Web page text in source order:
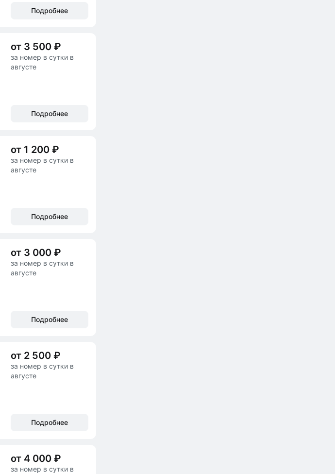
Подробнее
от 3 500 ₽
за номер в сутки в
августе
Подробнее
от 1 200 ₽
за номер в сутки в
августе
Подробнее
от 3 000 ₽
за номер в сутки в
августе
Подробнее
от 2 500 ₽
за номер в сутки в
августе
Подробнее
от 4 000 ₽
за номер в сутки в